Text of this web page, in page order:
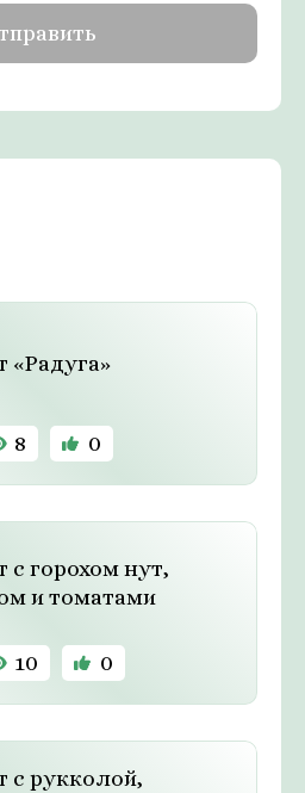
«Радуга»
8 0
с горохом нут,
и томатами
10 0
с рукколой,